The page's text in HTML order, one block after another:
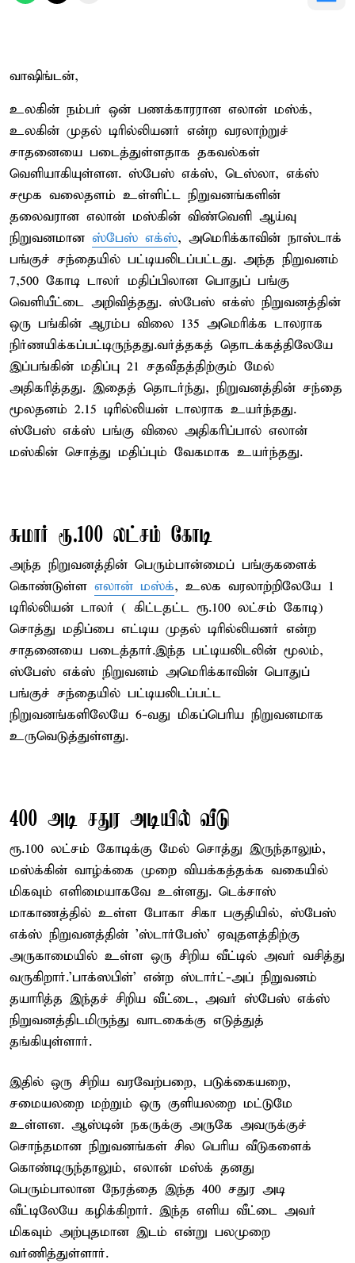
வாஷிங்டன்,
உலகின் நம்பர் ஒன் பணக்காரரான எலான் மஸ்க்,
உலகின் முதல் டிரில்லியனர் என்ற வரலாற்றுச்
சாதனையை படைத்துள்ளதாக தகவல்கள்
வெளியாகியுள்ளன. ஸ்பேஸ் எக்ஸ், டெஸ்லா, எக்ஸ்
சமூக வலைதளம் உள்ளிட்ட நிறுவனங்களின்
தலைவரான எலான் மஸ்கின் விண்வெளி ஆய்வு
நிறுவனமான ஸ்பேஸ் எக்ஸ், அமெரிக்காவின் நாஸ்டாக்
பங்குச் சந்தையில் பட்டியலிடப்பட்டது. அந்த நிறுவனம்
7,500 கோடி டாலர் மதிப்பிலான பொதுப் பங்கு
வெளியீட்டை அறிவித்தது. ஸ்பேஸ் எக்ஸ் நிறுவனத்தின்
ஒரு பங்கின் ஆரம்ப விலை 135 அமெரிக்க டாலராக
நிர்ணயிக்கப்பட்டிருந்தது.வர்த்தகத் தொடக்கத்திலேயே
இப்பங்கின் மதிப்பு 21 சதவீதத்திற்கும் மேல்
அதிகரித்தது. இதைத் தொடர்ந்து, நிறுவனத்தின் சந்தை
மூலதனம் 2.15 டிரில்லியன் டாலராக உயர்ந்தது.
ஸ்பேஸ் எக்ஸ் பங்கு விலை அதிகரிப்பால் எலான்
மஸ்கின் சொத்து மதிப்பும் வேகமாக உயர்ந்தது.
சுமார் ரூ.100 லட்சம் கோடி
அந்த நிறுவனத்தின் பெரும்பான்மைப் பங்குகளைக்
கொண்டுள்ள எலான் மஸ்க், உலக வரலாற்றிலேயே 1
டிரில்லியன் டாலர் ( கிட்டதட்ட ரூ.100 லட்சம் கோடி)
சொத்து மதிப்பை எட்டிய முதல் டிரில்லியனர் என்ற
சாதனையை படைத்தார்.இந்த பட்டியலிடலின் மூலம்,
ஸ்பேஸ் எக்ஸ் நிறுவனம் அமெரிக்காவின் பொதுப்
பங்குச் சந்தையில் பட்டியலிடப்பட்ட
நிறுவனங்களிலேயே 6-வது மிகப்பெரிய நிறுவனமாக
உருவெடுத்துள்ளது.
400 அடி சதுர அடியில் வீடு
ரூ.100 லட்சம் கோடிக்கு மேல் சொத்து இருந்தாலும்,
மஸ்க்கின் வாழ்க்கை முறை வியக்கத்தக்க வகையில்
மிகவும் எளிமையாகவே உள்ளது. டெக்சாஸ்
மாகாணத்தில் உள்ள போகா சிகா பகுதியில், ஸ்பேஸ்
எக்ஸ் நிறுவனத்தின் 'ஸ்டார்பேஸ்' ஏவுதளத்திற்கு
அருகாமையில் உள்ள ஒரு சிறிய வீட்டில் அவர் வசித்து
வருகிறார்.'பாக்ஸபிள்' என்ற ஸ்டார்ட்-அப் நிறுவனம்
தயாரித்த இந்தச் சிறிய வீட்டை, அவர் ஸ்பேஸ் எக்ஸ்
நிறுவனத்திடமிருந்து வாடகைக்கு எடுத்துத்
தங்கியுள்ளார்.
இதில் ஒரு சிறிய வரவேற்பறை, படுக்கையறை,
சமையலறை மற்றும் ஒரு குளியலறை மட்டுமே
உள்ளன. ஆஸ்டின் நகருக்கு அருகே அவருக்குச்
சொந்தமான நிறுவனங்கள் சில பெரிய வீடுகளைக்
கொண்டிருந்தாலும், எலான் மஸ்க் தனது
பெரும்பாலான நேரத்தை இந்த 400 சதுர அடி
வீட்டிலேயே கழிக்கிறார். இந்த எளிய வீட்டை அவர்
மிகவும் அற்புதமான இடம் என்று பலமுறை
வர்ணித்துள்ளார்.